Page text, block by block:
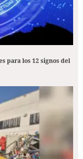
para los 12 signos del